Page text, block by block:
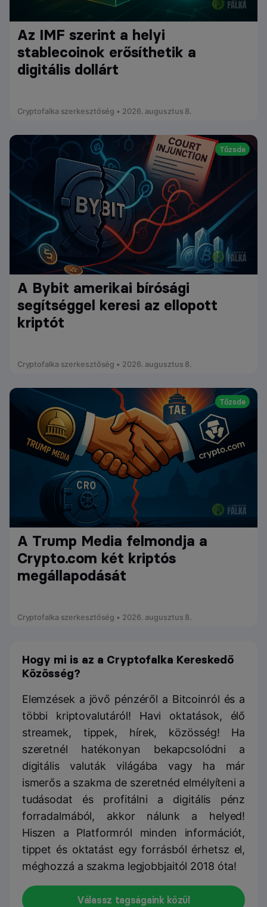
Az IMF szerint a helyi
stablecoinok erősíthetik a
digitális dollárt
Cryptofalka szerkesztőség • 2026. augusztus 8.
Tőzsde
A Bybit amerikai bírósági
segítséggel keresi az ellopott
kriptót
Cryptofalka szerkesztőség • 2026. augusztus 8.
Tőzsde
A Trump Media felmondja a
Crypto.com két kriptós
megállapodását
Cryptofalka szerkesztőség • 2026. augusztus 8.
Hogy mi is az a Cryptofalka Kereskedő
Közösség?
Elemzések a jövő pénzéről a Bitcoinról és a
többi kriptovalutáról! Havi oktatások, élő
streamek, tippek, hírek, közösség! Ha
szeretnél hatékonyan bekapcsolódni a
digitális valuták világába vagy ha már
ismerős a szakma de szeretnéd elmélyíteni a
tudásodat és profitálni a digitális pénz
forradalmából, akkor nálunk a helyed!
Hiszen a Platformról minden információt,
tippet és oktatást egy forrásból érhetsz el,
méghozzá a szakma legjobbjaitól 2018 óta!
Válassz tagságaink közül